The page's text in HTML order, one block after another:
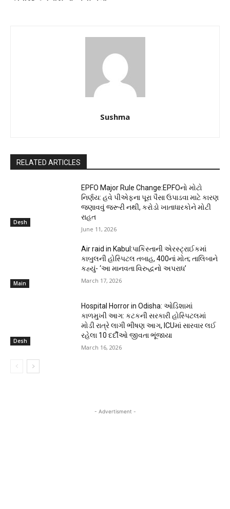
Sushma
RELATED ARTICLES
Desh
EPFO Major Rule Change:EPFOનો મોટો
નિર્ણય: હવે પીએફના પૂરા પૈસા ઉપાડવા માટે કારણ
જણાવવું જરૂરી નથી, કરોડો ખાતાધારકોને મોટી
રાહત
June 11, 2026
Main
Air raid in Kabul:પાકિસ્તાની એરસ્ટ્રાઈકમાં
કાબુલની હોસ્પિટલ તબાહ, 400નાં મોત; તાલિબાને
કહ્યું- ‘આ માનવતા વિરુદ્ધનો અપરાધ’
March 17, 2026
Desh
Hospital Horror in Odisha: ઓડિશામાં
કાળમુખી આગ: કટકની સરકારી હોસ્પિટલમાં
મોડી રાત્રે લાગી ભીષણ આગ, ICUમાં સારવાર લઈ
રહેલા 10 દર્દીઓ જીવતા ભૂંજાયા
March 16, 2026
- Advertisment -